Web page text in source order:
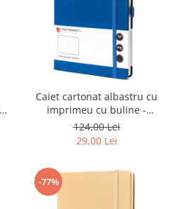
Caiet cartonat albastru cu
imprimeu cu buline -
Peterson PTR-PTN NOT-6-KP-
52-9232
124,00 Lei
29,00 Lei
-77%